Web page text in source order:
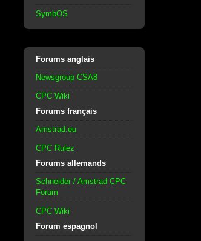
SymbOS
Forums anglais
Newsgroup CSA8
CPC Wiki
Forums français
Amstrad.eu
CPC Rulez
Forums allemands
Schneider / Amstrad CPC
Forum
CPC Wiki
Forum espagnol